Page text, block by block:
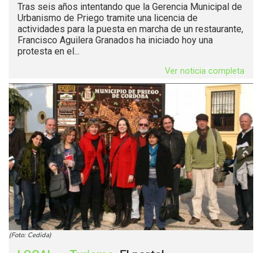
Tras seis años intentando que la Gerencia Municipal de
Urbanismo de Priego tramite una licencia de
actividades para la puesta en marcha de un restaurante,
Francisco Aguilera Granados ha iniciado hoy una
protesta en el...
Ver noticia completa
(Foto: Cedida)